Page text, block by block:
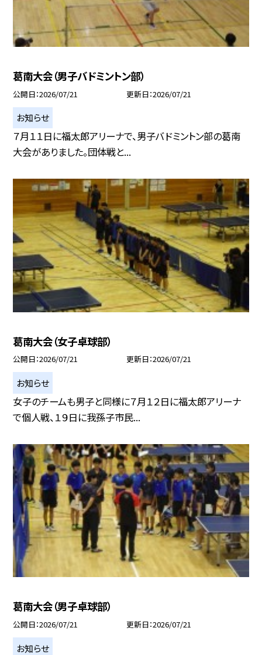
葛南大会（男子バドミントン部）
公開日 2026/07/21 更新日 2026/07/21
お知らせ
７月１１日に福太郎アリーナで、男子バドミントン部の葛南
大会がありました。団体戦と...
葛南大会（女子卓球部）
公開日 2026/07/21 更新日 2026/07/21
お知らせ
女子のチームも男子と同様に７月１２日に福太郎アリーナ
で個人戦、１９日に我孫子市民...
葛南大会（男子卓球部）
公開日 2026/07/21 更新日 2026/07/21
お知らせ